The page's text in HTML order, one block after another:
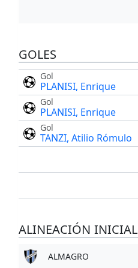
GOLES
Gol
PLANISI, Enrique
Gol
PLANISI, Enrique
Gol
TANZI, Atilio Rómulo
ALINEACIÓN INICIAL
ALMAGRO